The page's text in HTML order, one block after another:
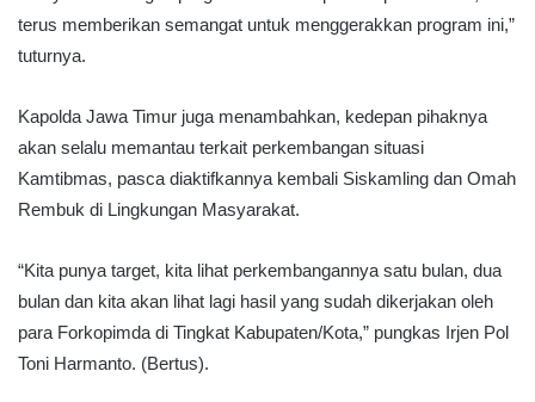
terus memberikan semangat untuk menggerakkan program ini,”
tuturnya.
Kapolda Jawa Timur juga menambahkan, kedepan pihaknya
akan selalu memantau terkait perkembangan situasi
Kamtibmas, pasca diaktifkannya kembali Siskamling dan Omah
Rembuk di Lingkungan Masyarakat.
“Kita punya target, kita lihat perkembangannya satu bulan, dua
bulan dan kita akan lihat lagi hasil yang sudah dikerjakan oleh
para Forkopimda di Tingkat Kabupaten/Kota,” pungkas Irjen Pol
Toni Harmanto. (Bertus).